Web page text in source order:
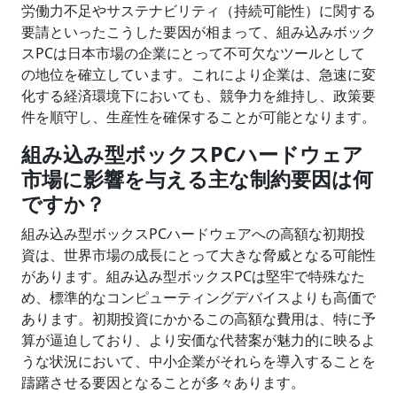
労働力不足やサステナビリティ（持続可能性）に関する
要請といったこうした要因が相まって、組み込みボック
スPCは日本市場の企業にとって不可欠なツールとして
の地位を確立しています。これにより企業は、急速に変
化する経済環境下においても、競争力を維持し、政策要
件を順守し、生産性を確保することが可能となります。
組み込み型ボックスPCハードウェア
市場に影響を与える主な制約要因は何
ですか？
組み込み型ボックスPCハードウェアへの高額な初期投
資は、世界市場の成長にとって大きな脅威となる可能性
があります。組み込み型ボックスPCは堅牢で特殊なた
め、標準的なコンピューティングデバイスよりも高価で
あります。初期投資にかかるこの高額な費用は、特に予
算が逼迫しており、より安価な代替案が魅力的に映るよ
うな状況において、中小企業がそれらを導入することを
躊躇させる要因となることが多々あります。